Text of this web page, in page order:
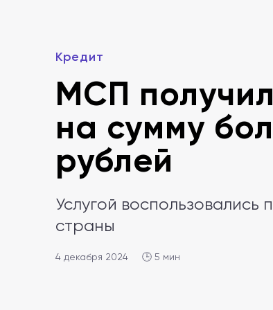
Кредит
МСП
на сумму
рублей
Услугой
страны
4 декабря 2024 🕒 5 мин